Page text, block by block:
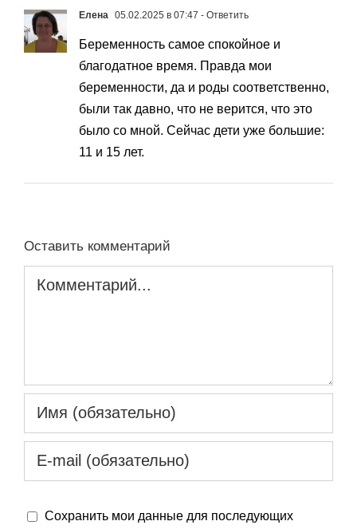
Елена 05.02.2025 в 07:47 - Ответить
Беременность самое спокойное и
благодатное время. Правда мои
беременности, да и роды соответственно,
были так давно, что не верится, что это
было со мной. Сейчас дети уже большие:
11 и 15 лет.
Оставить комментарий
Сохранить мои данные для последующих